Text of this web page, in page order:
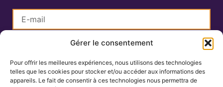
Gérer le consentement
Pour offrir les meilleures expériences, nous utilisons des technologies
telles que les cookies pour stocker et/ou accéder aux informations des
appareils. Le fait de consentir à ces technologies nous permettra de
S'inscrire
Lisa Charlin